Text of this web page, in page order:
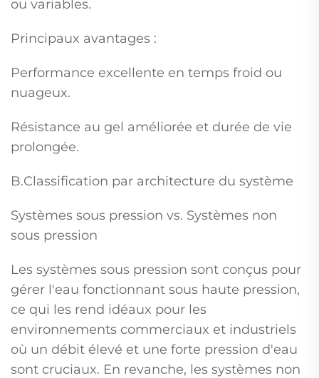
ou variables.
Principaux avantages :
Performance excellente en temps froid ou
nuageux.
Résistance au gel améliorée et durée de vie
prolongée.
B.Classification par architecture du système
Systèmes sous pression vs. Systèmes non
sous pression
Les systèmes sous pression sont conçus pour
gérer l'eau fonctionnant sous haute pression,
ce qui les rend idéaux pour les
environnements commerciaux et industriels
où un débit élevé et une forte pression d'eau
sont cruciaux. En revanche, les systèmes non